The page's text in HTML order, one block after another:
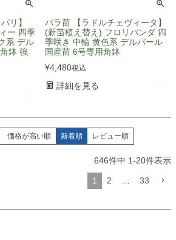
リ】
ー 四季
系 デル
鉢 強
バラ苗 【ラドルチェヴィータ】
(新苗植え替え) フロリバンダ 四
季咲き 中輪 黄色系 デルバール
国産苗 6号専用角鉢
¥4,480税込
詳細を見る
価格が高い順 新着順 レビュー順
646件中 1-20件表示
1 2 33